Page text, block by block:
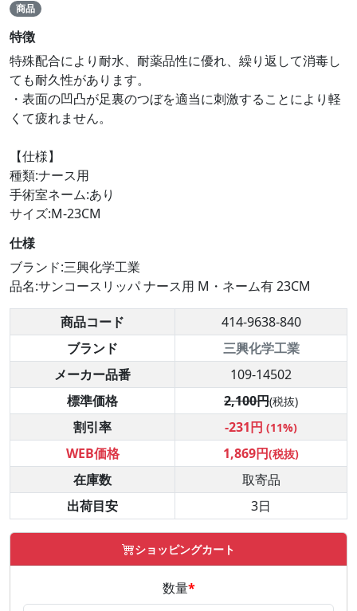
商品
特徴
特殊配合により耐水、耐薬品性に優れ、繰り返して消毒し
ても耐久性があります。
・表面の凹凸が足裏のつぼを適当に刺激することにより軽
くて疲れません。
【仕様】
種類:ナース用
手術室ネーム:あり
サイズ:M-23CM
仕様
ブランド:三興化学工業
品名:サンコースリッパ ナース用 M・ネーム有 23CM
商品コード
414-9638-840
ブランド
三興化学工業
メーカー品番
109-14502
標準価格
2,100円(税抜)
割引率 -231円 (11%)
WEB価格 1,869円(税抜)
在庫数
取寄品
出荷目安
3日
ショッピングカート
数量*